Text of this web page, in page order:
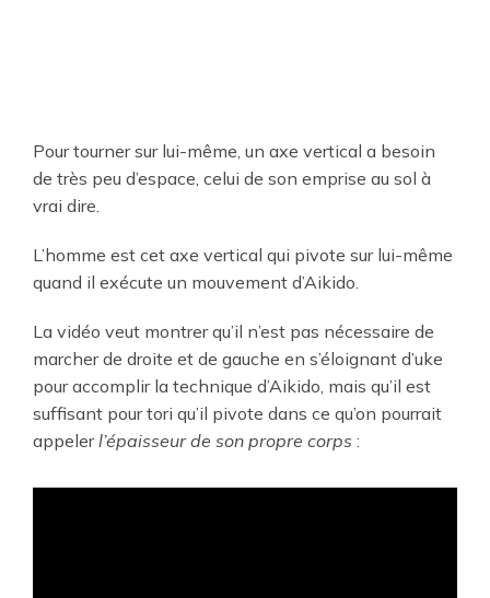
Pour tourner sur lui-même, un axe vertical a besoin
de très peu d’espace, celui de son emprise au sol à
vrai dire.
L’homme est cet axe vertical qui pivote sur lui-même
quand il exécute un mouvement d’Aikido.
La vidéo veut montrer qu’il n’est pas nécessaire de
marcher de droite et de gauche en s’éloignant d’uke
pour accomplir la technique d’Aikido, mais qu’il est
suffisant pour tori qu’il pivote dans ce qu’on pourrait
appelerl’épaisseur de son propre corps :